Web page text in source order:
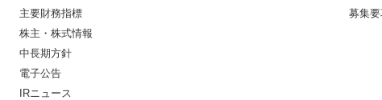
主要財務指標
株主・株式情報
中長期方針
電子公告
IRニュース
募集